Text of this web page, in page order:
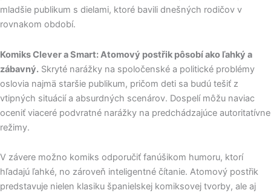
mladšie publikum s dielami, ktoré bavili dnešných rodičov v
rovnakom období.
Komiks Clever a Smart: Atomový postřik pôsobí ako ľahký a
zábavný. Skryté narážky na spoločenské a politické problémy
oslovia najmä staršie publikum, pričom deti sa budú tešiť z
vtipných situácií a absurdných scenárov. Dospelí môžu naviac
oceniť viaceré podvratné narážky na predchádzajúce autoritatívne
režimy.
V závere možno komiks odporučiť fanúšikom humoru, ktorí
hľadajú ľahké, no zároveň inteligentné čítanie. Atomový postřik
predstavuje nielen klasiku španielskej komiksovej tvorby, ale aj